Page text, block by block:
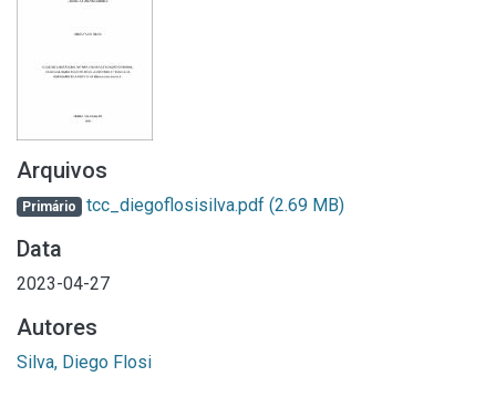
Arquivos
Primário tcc_diegoflosisilva.pdf (2.69 MB)
Data
2023-04-27
Autores
Silva, Diego Flosi